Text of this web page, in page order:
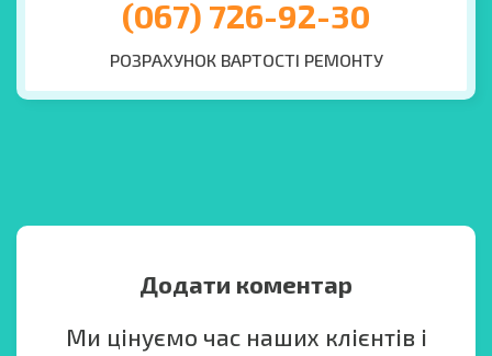
(067) 726-92-30
РОЗРАХУНОК ВАРТОСТІ РЕМОНТУ
Додати коментар
Ми цінуємо час наших клієнтів і